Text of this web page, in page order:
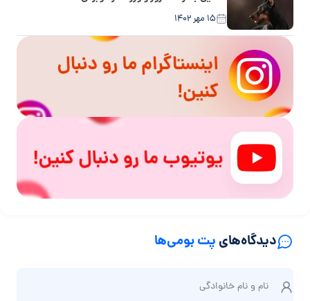
۱۵ مهر ۱۴۰۲
دیدگاه‌های پت بومی‌ها
ا
نام و نام‌ خانوادگی